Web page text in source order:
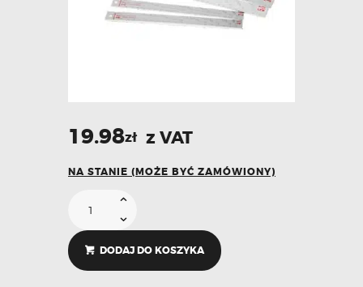
19.98zł z VAT
NA STANIE (MOŻE BYĆ ZAMÓWIONY)
DODAJ DO KOSZYKA